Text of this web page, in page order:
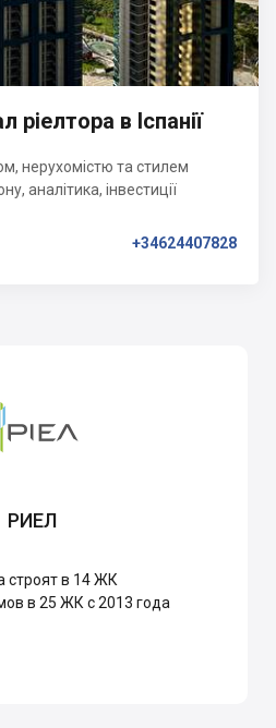
ріелтора в Іспанії
нерухомістю та стилем
аналітика, інвестиції
+34624407828
РИЕЛ
строят в 14 ЖК
в 25 ЖК с 2013 года